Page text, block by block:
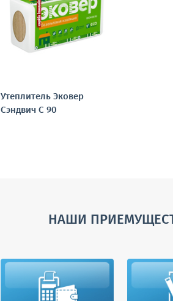
Утеплитель Эковер
Сэндвич С 90
НАШИ